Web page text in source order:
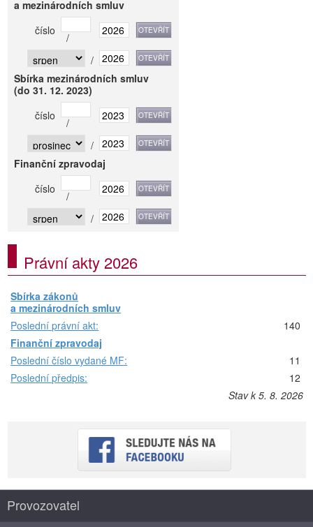
a mezinárodních smluv
číslo
/
/
Sbírka mezinárodních smluv
(do 31. 12. 2023)
číslo
/
/
Finanční zpravodaj
číslo
/
/
Právní akty 2026
Sbírka zákonů
a mezinárodních smluv
Poslední právní akt:
140
Finanční zpravodaj
Poslední číslo vydané MF:
11
Poslední předpis:
12
Stav k 5. 8. 2026
Provozovatel